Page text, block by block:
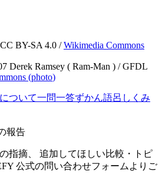
CC BY-SA 4.0 / Wikimedia Commons
Derek Ramsey ( Ram-Man ) /GFDL
(photo)
ついて一問一答ずかん語呂 しくみ
報告
指摘、 追加してほしい比較・トピ
公式の問い合わせフォームよりご